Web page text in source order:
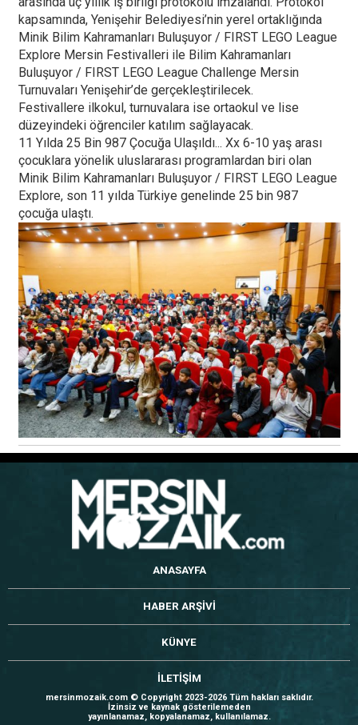
kapsamında, Yenişehir Belediyesi’nin yerel ortaklığında
Minik Bilim Kahramanları Buluşuyor / FIRST LEGO League
Explore Mersin Festivalleri ile Bilim Kahramanları
Buluşuyor / FIRST LEGO League Challenge Mersin
Turnuvaları Yenişehir’de gerçekleştirilecek.
Festivallere ilkokul, turnuvalara ise ortaokul ve lise
düzeyindeki öğrenciler katılım sağlayacak.
11 Yılda 25 Bin 987 Çocuğa Ulaşıldı... Xx 6-10 yaş arası
çocuklara yönelik uluslararası programlardan biri olan
Minik Bilim Kahramanları Buluşuyor / FIRST LEGO League
Explore, son 11 yılda Türkiye genelinde 25 bin 987
çocuğa ulaştı.
ANASAYFA
HABER ARŞİVİ
KÜNYE
İLETİŞİM
mersinmozaik.com © Copyright 2023-2026 Tüm hakları saklıdır.
İzinsiz ve kaynak gösterilemeden
yayınlanamaz, kopyalanamaz, kullanılamaz.